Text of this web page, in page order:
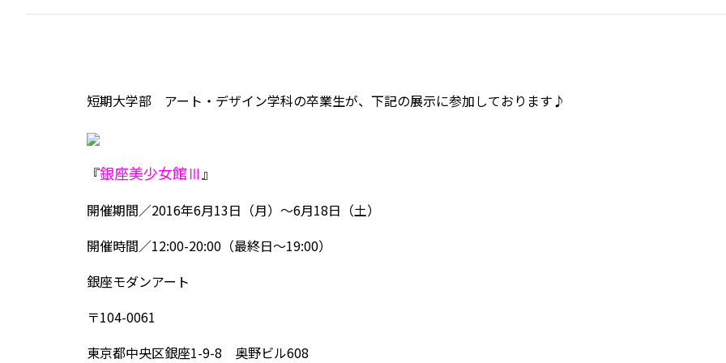
短期大学部 アート・デザイン学科の卒業生が、下記の展示に参加しております♪
『銀座美少女館Ⅲ』
開催期間／2016年6月13日（月）〜6月18日（土）
開催時間／12:00-20:00（最終日〜19:00）
銀座モダンアート
〒104-0061
東京都中央区銀座1-9-8 奥野ビル608